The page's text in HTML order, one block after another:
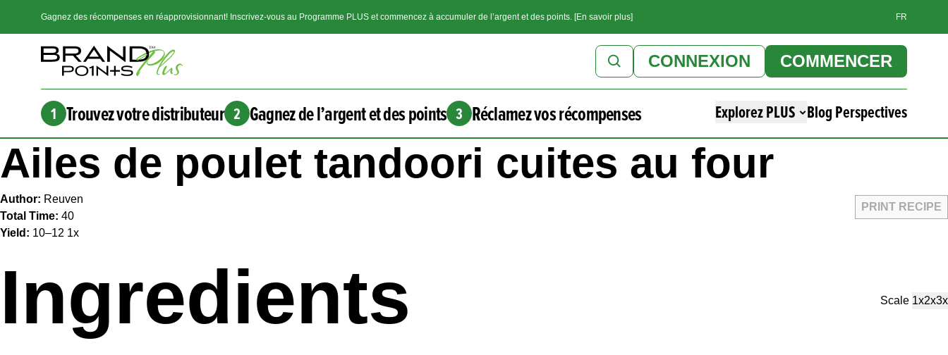
Gagnez des récompenses en réapprovisionnant! Inscrivez-vous au Programme PLUS et commencez à accumuler de l’argent et des points. [En savoir plus] FR
CONNEXION COMMENCER
1 Trouvez votre distributeur 2 Gagnez de l’argent et des points 3 Réclamez vos récompenses Explorez PLUS Blog Perspectives
Ailes de poulet tandoori cuites au four
PRINT RECIPE
Author: Reuven
Total Time: 40
Yield: 10–12 1x
Ingredients Scale 1x2x3x